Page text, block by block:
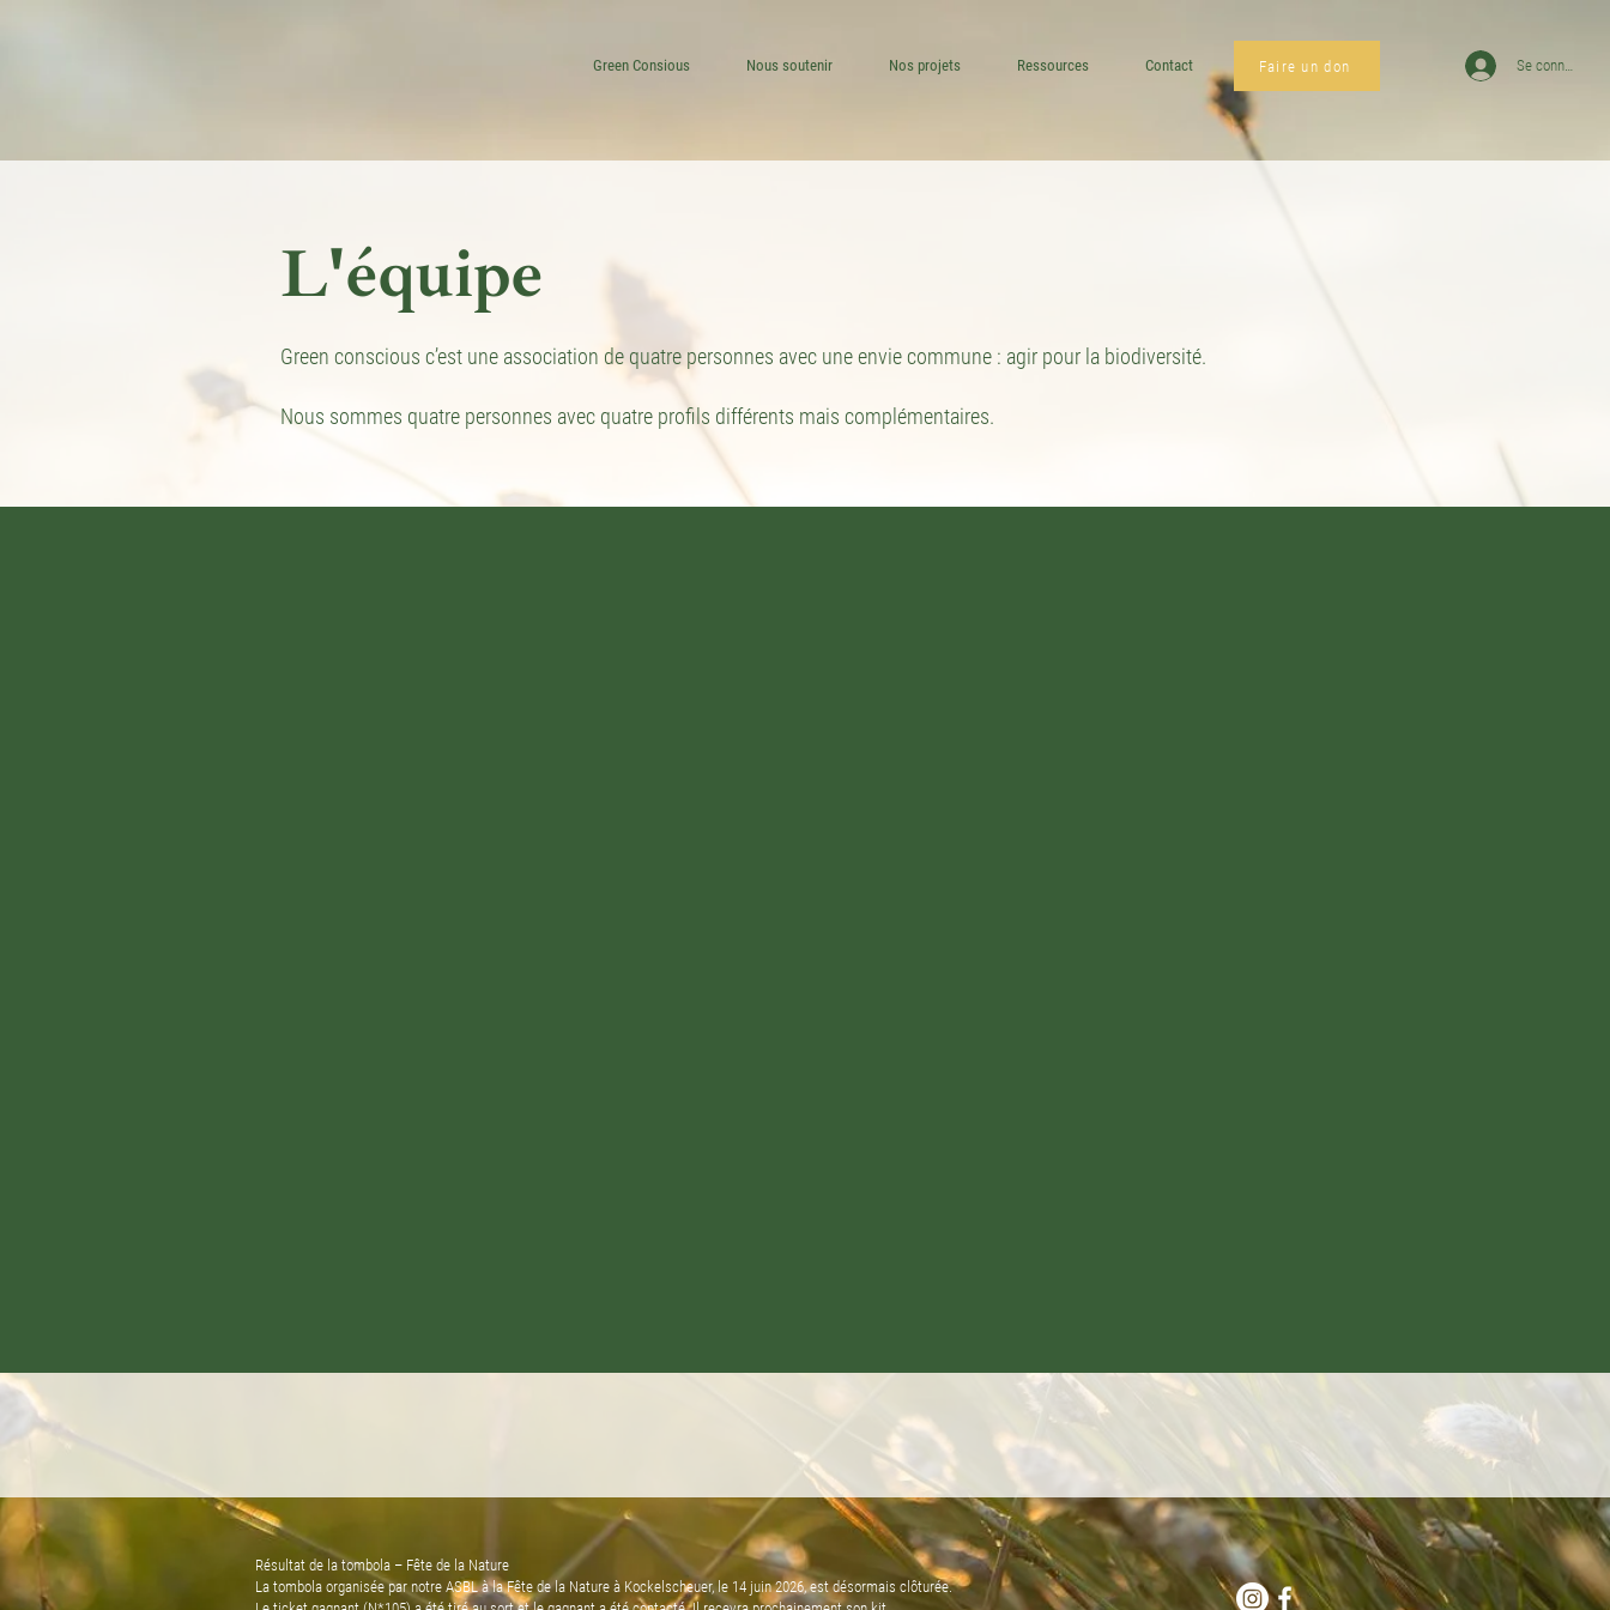
Green Consious Nous soutenir Nos projets Ressources Contact Faire un don Se connecter
L'équipe
Green conscious c’est une association de quatre personnes avec une envie commune : agir pour la biodiversité.
Nous sommes quatre personnes avec quatre profils différents mais complémentaires.
Résultat de la tombola – Fête de la Nature
La tombola organisée par notre ASBL à la Fête de la Nature à Kockelscheuer, le 14 juin 2026, est désormais clôturée.